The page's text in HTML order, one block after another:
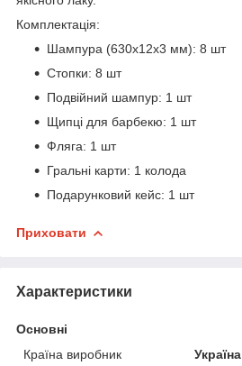
Комплектація:
Шампура (630х12х3 мм): 8 шт
Стопки: 8 шт
Подвійний шампур: 1 шт
Щипці для барбекю: 1 шт
Фляга: 1 шт
Гральні карти: 1 колода
Подарунковий кейс: 1 шт
Приховати
Характеристики
Основні
Країна виробник
Україна